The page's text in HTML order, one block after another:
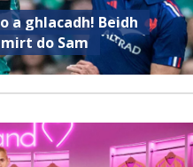
a ghlacadh! Beidh
do Sam